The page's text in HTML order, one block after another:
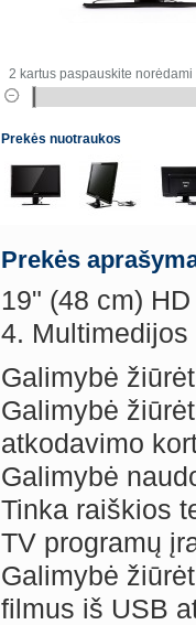
2 kartus paspauskite
Prekės nuotraukos
Prekės
19" (48 cm)
4.
Galimybė
Galimybė
atkodavimo
Galimybė
Tinka raiškios
TV programų
Galimybė
filmus iš USB